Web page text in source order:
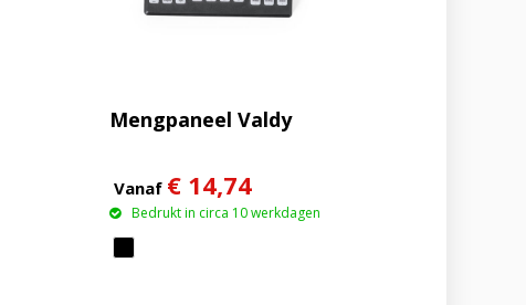
Mengpaneel Valdy
Vanaf € 14,74
Bedrukt in circa 10 werkdagen